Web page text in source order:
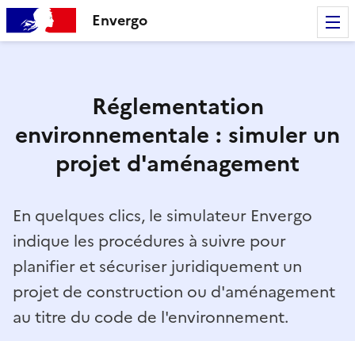
Envergo
Réglementation
environnementale : simuler un
projet d'aménagement
En quelques clics, le simulateur Envergo
indique les procédures à suivre pour
planifier et sécuriser juridiquement un
projet de construction ou d'aménagement
au titre du code de l'environnement.